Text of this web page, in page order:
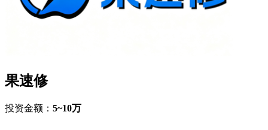
果速修
投资金额： 5~10万